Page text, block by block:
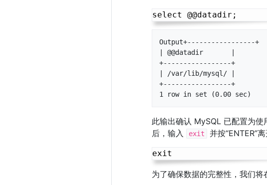
Output+-----------------+
| @@datadir       |
+-----------------+
| /var/lib/mysql/ |
+-----------------+
此输出确认 MySQL 已配置为使
后，输入
exit 并按“ENTER”
为了确保数据的完整性，我们将